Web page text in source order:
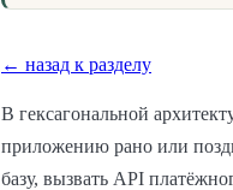
← назад к разделу
В гексагональной
приложению рано или
базу, вызвать API